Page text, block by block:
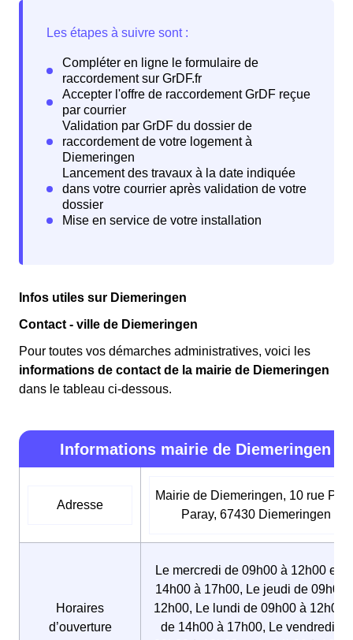
Infos utiles sur Diemeringen
Contact - ville de Diemeringen
Pour toutes vos démarches administratives, voici les
informations de contact de la mairie de Diemeringen
dans le tableau ci-dessous.
Informations mairie de Diemeringen
Adresse
Mairie de Diemeringen, 10 rue
Paray, 67430 Diemeringen
Horaires
d’ouverture
Le mercredi de 09h00 à 12h00 et
14h00 à 17h00, Le jeudi de 09h00
12h00, Le lundi de 09h00 à 12h00
de 14h00 à 17h00, Le vendredi de